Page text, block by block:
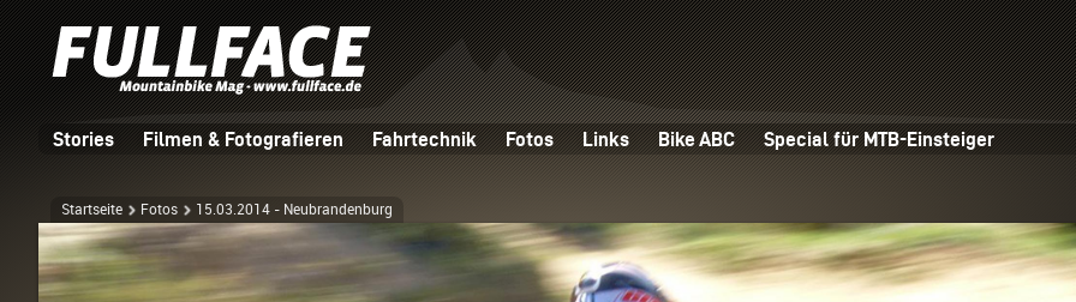
Stories Filmen & Fotografieren Fahrtechnik Fotos Links Bike ABC Special für MTB-Einsteiger
Startseite Fotos 15.03.2014 - Neubrandenburg